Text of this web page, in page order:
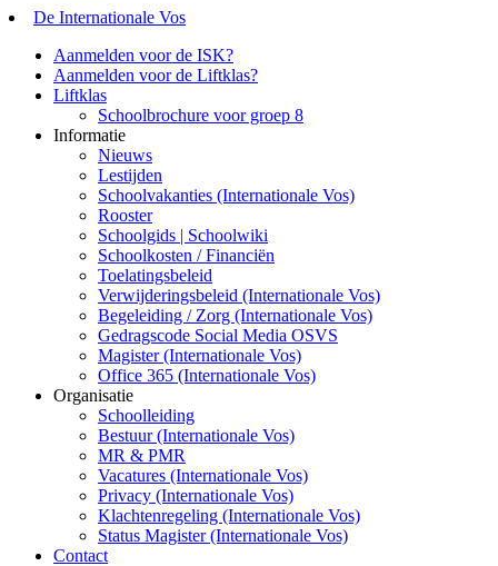
De Internationale Vos
Aanmelden voor de ISK?
Aanmelden voor de Liftklas?
Liftklas
Schoolbrochure voor groep 8
Informatie
Nieuws
Lestijden
Schoolvakanties (Internationale Vos)
Rooster
Schoolgids | Schoolwiki
Schoolkosten / Financiën
Toelatingsbeleid
Verwijderingsbeleid (Internationale Vos)
Begeleiding / Zorg (Internationale Vos)
Gedragscode Social Media OSVS
Magister (Internationale Vos)
Office 365 (Internationale Vos)
Organisatie
Schoolleiding
Bestuur (Internationale Vos)
MR & PMR
Vacatures (Internationale Vos)
Privacy (Internationale Vos)
Klachtenregeling (Internationale Vos)
Status Magister (Internationale Vos)
Contact